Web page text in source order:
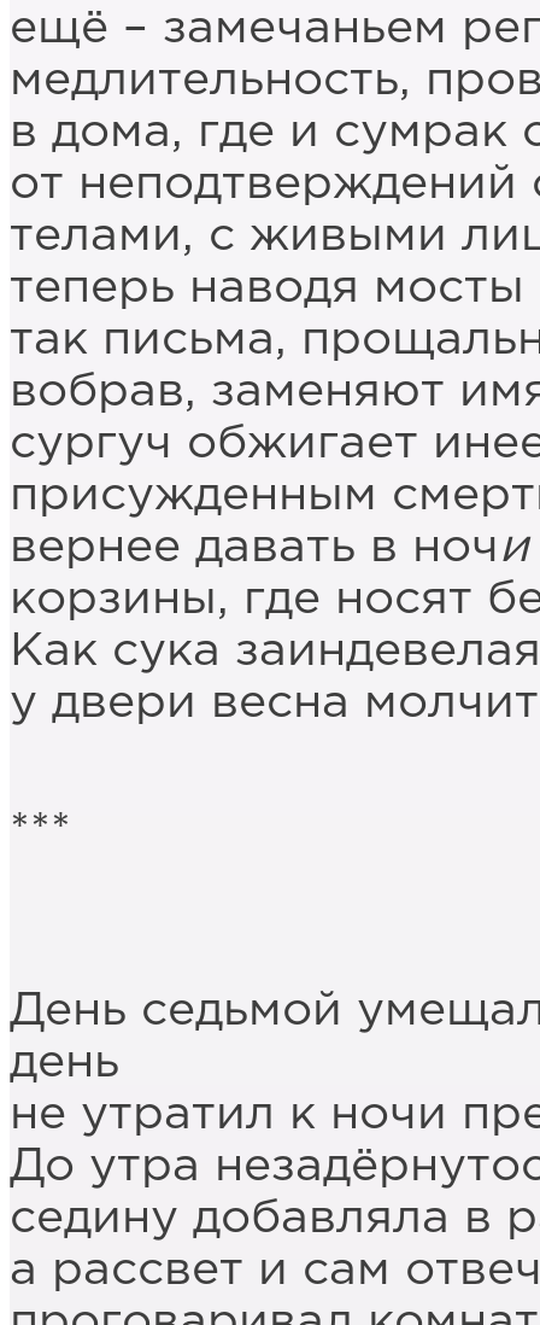
ещё – замечаньем
медлительность,
в дома, где и сумрак
от неподтверждений
телами, с живыми
теперь наводя мосты
так письма,
вобрав, заменяют
сургуч обжигает
присужденным
вернее давать в ночи
корзины, где носят
Как сука заиндевелая
у двери весна
***
День седьмой
день
не утратил к ночи
До утра
седину добавляла в
а рассвет и сам